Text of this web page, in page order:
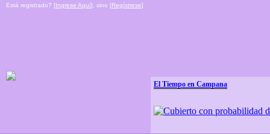
Está registrado? [Ingrese Aquí], sino [Regístrese]
El Tiempo en Campana